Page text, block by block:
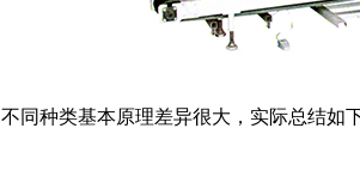
同种类基本原理差异很大，实际总结如下